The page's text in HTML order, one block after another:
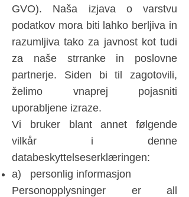
GVO). Naša izjava o varstvu
podatkov mora biti lahko berljiva in
razumljiva tako za javnost kot tudi
za naše strranke in poslovne
partnerje. Siden bi til zagotovili,
želimo vnaprej pojasniti
uporabljene izraze.
Vi bruker blant annet følgende
vilkår i denne
databeskyttelseserklæringen:
a) personlig informasjon
Personopplysninger er all